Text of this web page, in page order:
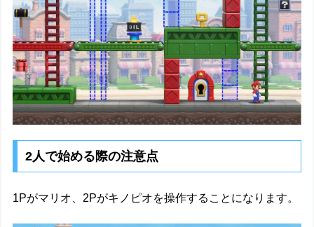
2人で始める際の注意点
1Pがマリオ、2Pがキノピオを操作することになります。